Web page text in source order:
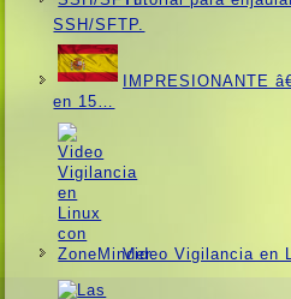
SSH/SFTP.
IMPRESIONANTE
en 15…
Video Vigilancia en